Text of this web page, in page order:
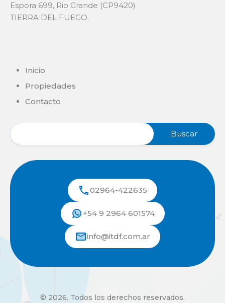
Espora 699, Rio Grande (CP9420)
TIERRA DEL FUEGO.
Inicio
Propiedades
Contacto
02964-422635
+54 9 2964 601574
info@itdf.com.ar
© 2026. Todos los derechos reservados.